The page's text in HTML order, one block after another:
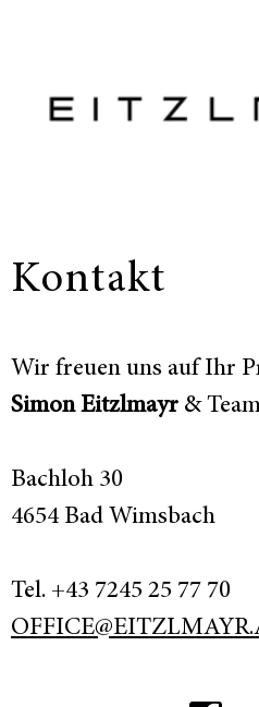
Kontakt
Wir freuen uns auf Ihr
Simon Eitzlmayr &
Bachloh 30
4654 Bad Wimsbach
Tel. +43 7245 25 77 70